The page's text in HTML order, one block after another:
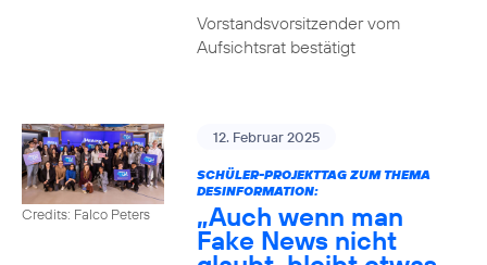
Vorstandsvorsitzender vom
Aufsichtsrat bestätigt
Credits: Falco Peters
12. Februar 2025
SCHÜLER-PROJEKTTAG ZUM THEMA
DESINFORMATION:
„Auch wenn man
Fake News nicht